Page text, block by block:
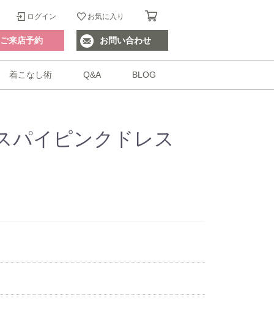
ログイン お気に入り
ご来店予約 お問い合わせ
着こなし術 Q&A BLOG
パイピンクドレス